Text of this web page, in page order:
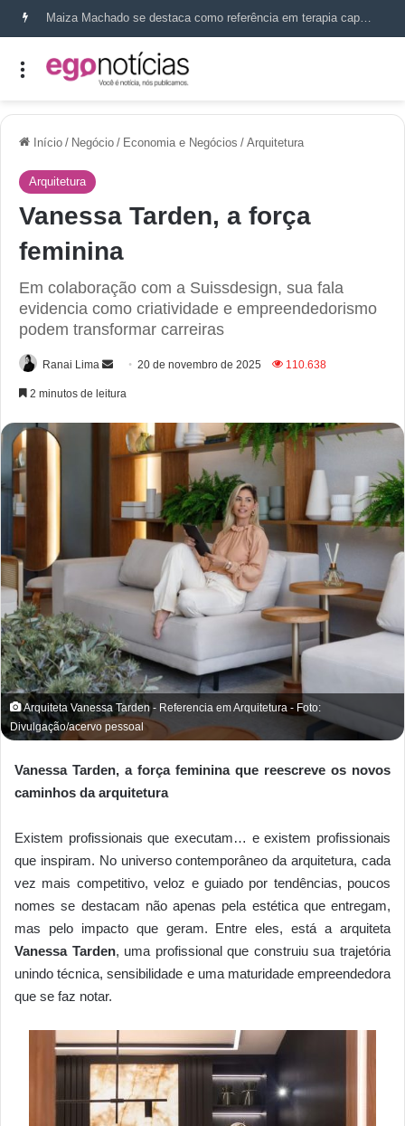
Maiza Machado se destaca como referência em terapia capilar e saúde do couro cabeludo
Início / Negócio / Economia e Negócios / Arquitetura
Arquitetura
Vanessa Tarden, a força
feminina
Em colaboração com a Suissdesign, sua fala
evidencia como criatividade e empreendedorismo
podem transformar carreiras
Ranai Lima 20 de novembro de 2025 110.638
2 minutos de leitura
Arquiteta Vanessa Tarden - Referencia em Arquitetura - Foto:
Divulgação/acervo pessoal
Vanessa Tarden, a força feminina que reescreve os novos
caminhos da arquitetura
Existem profissionais que executam… e existem profissionais
que inspiram. No universo contemporâneo da arquitetura, cada
vez mais competitivo, veloz e guiado por tendências, poucos
nomes se destacam não apenas pela estética que entregam,
mas pelo impacto que geram. Entre eles, está a arquiteta
Vanessa Tarden, uma profissional que construiu sua trajetória
unindo técnica, sensibilidade e uma maturidade empreendedora
que se faz notar.